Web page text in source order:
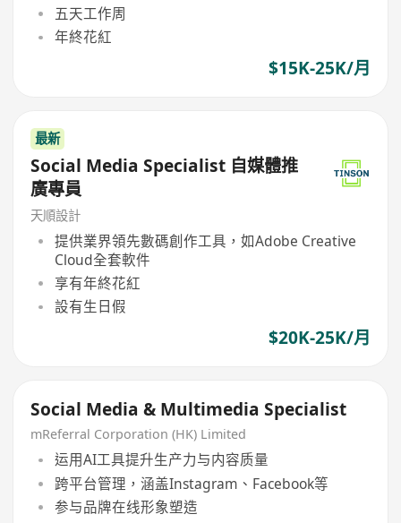
五天工作周
年終花紅
$15K-25K/月
最新
Social Media Specialist 自媒體推
廣專員
天順設計
提供業界領先數碼創作工具，如Adobe Creative
Cloud全套軟件
享有年終花紅
設有生日假
$20K-25K/月
Social Media & Multimedia Specialist
mReferral Corporation (HK) Limited
运用AI工具提升生产力与内容质量
跨平台管理，涵盖Instagram、Facebook等
参与品牌在线形象塑造